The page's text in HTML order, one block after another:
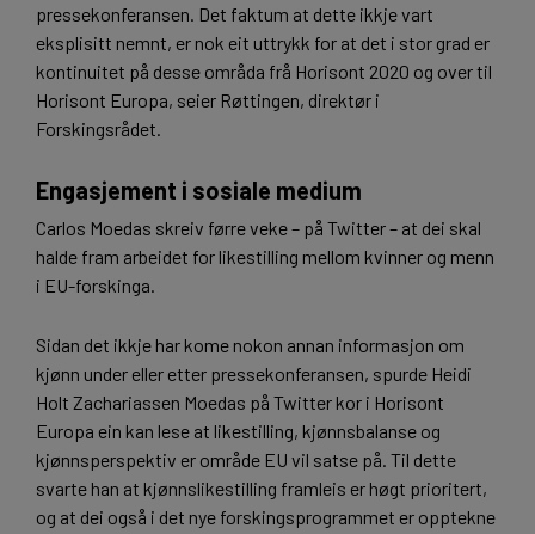
pressekonferansen. Det faktum at dette ikkje vart
eksplisitt nemnt, er nok eit uttrykk for at det i stor grad er
kontinuitet på desse områda frå Horisont 2020 og over til
Horisont Europa, seier Røttingen, direktør i
Forskingsrådet.
Engasjement i sosiale medium
Carlos Moedas skreiv førre veke – på Twitter – at dei skal
halde fram arbeidet for likestilling mellom kvinner og menn
i EU-forskinga.
Sidan det ikkje har kome nokon annan informasjon om
kjønn under eller etter pressekonferansen, spurde Heidi
Holt Zachariassen Moedas på Twitter kor i Horisont
Europa ein kan lese at likestilling, kjønnsbalanse og
kjønnsperspektiv er område EU vil satse på. Til dette
svarte han at kjønnslikestilling framleis er høgt prioritert,
og at dei også i det nye forskingsprogrammet er opptekne